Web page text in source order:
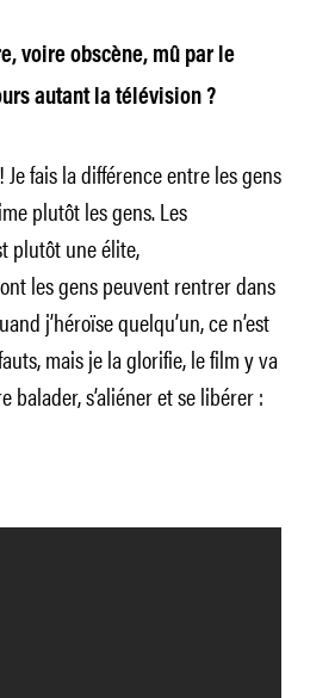
voire obscène, mû par le
autant la télévision ?
fais la différence entre les gens
plutôt les gens. Les
plutôt une élite,
les gens peuvent rentrer dans
j’héroïse quelqu’un, ce n’est
mais je la glorifie, le film y va
balader, s’aliéner et se libérer :